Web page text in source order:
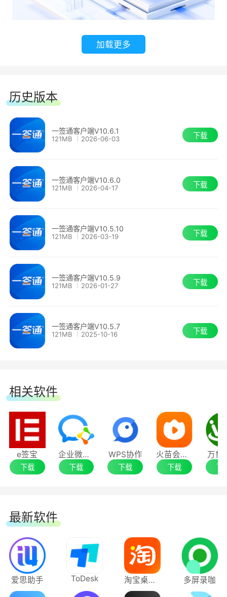
一签通凝聚了北京安证通在电子签章领域二十
有行业特色的应用解决方案
加载更多
历史版本
一签通客户端V10.6.1
121MB 2026-06-03 下载
一签通客户端V10.6.0
121MB 2026-04-17 下载
一签通客户端V10.5.10
121MB 2026-03-19 下载
一签通客户端V10.5.9
121MB 2026-01-27 下载
一签通客户端V10.5.7
121MB 2025-10-16 下载
相关软件
e签宝
下载
企业微信电脑版
下载
WPS协作
下载
火苗会议电脑版
下载
万象
下
最新软件
爱思助手 ToDesk 淘宝桌面版 多屏录咖